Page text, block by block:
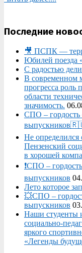
Последние
🎥 ПСПК —
Юбилей поезда
С радостью
В современном
прогресса роль
области
значимость.
СПО – гордость
Не
Пензенский
в хорошей
❗СПО –
выпускников
Лето которое
💥СПО –
выпускников
Наши студенты
яркого
«Легенды